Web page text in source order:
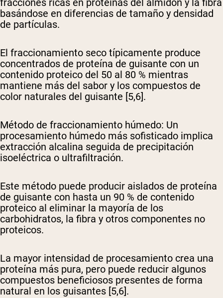
fracciones ricas en proteínas del almidón y la fibra
basándose en diferencias de tamaño y densidad
de partículas.
El fraccionamiento seco típicamente produce
concentrados de proteína de guisante con un
contenido proteico del 50 al 80 % mientras
mantiene más del sabor y los compuestos de
color naturales del guisante [5,6].
Método de fraccionamiento húmedo: Un
procesamiento húmedo más sofisticado implica
extracción alcalina seguida de precipitación
isoeléctrica o ultrafiltración.
Este método puede producir aislados de proteína
de guisante con hasta un 90 % de contenido
proteico al eliminar la mayoría de los
carbohidratos, la fibra y otros componentes no
proteicos.
La mayor intensidad de procesamiento crea una
proteína más pura, pero puede reducir algunos
compuestos beneficiosos presentes de forma
natural en los guisantes [5,6].